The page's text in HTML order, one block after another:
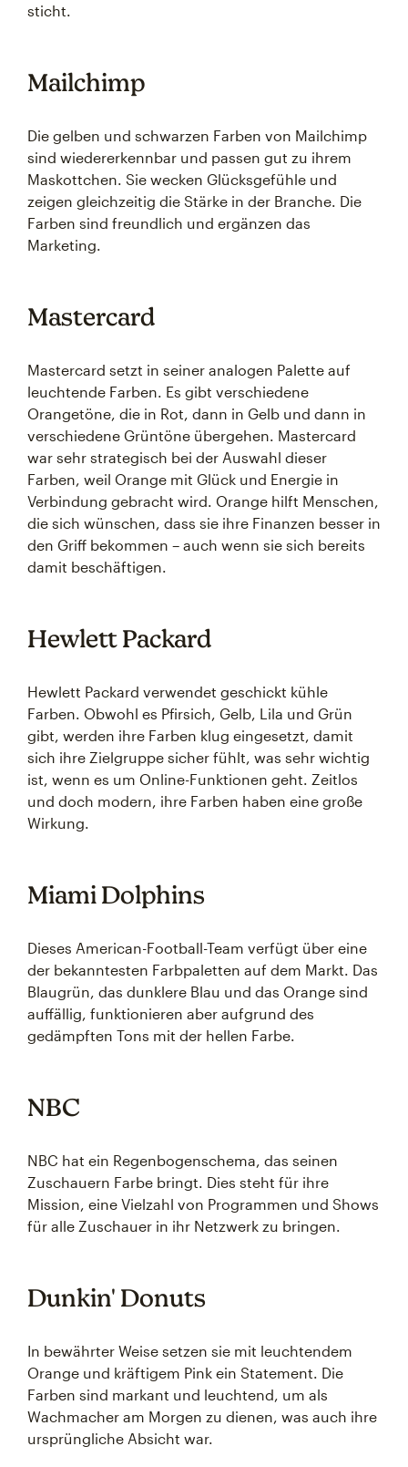
sticht.
Mailchimp
Die gelben und schwarzen Farben von Mailchimp
sind wiedererkennbar und passen gut zu ihrem
Maskottchen. Sie wecken Glücksgefühle und
zeigen gleichzeitig die Stärke in der Branche. Die
Farben sind freundlich und ergänzen das
Marketing.
Mastercard
Mastercard setzt in seiner analogen Palette auf
leuchtende Farben. Es gibt verschiedene
Orangetöne, die in Rot, dann in Gelb und dann in
verschiedene Grüntöne übergehen. Mastercard
war sehr strategisch bei der Auswahl dieser
Farben, weil Orange mit Glück und Energie in
Verbindung gebracht wird. Orange hilft Menschen,
die sich wünschen, dass sie ihre Finanzen besser in
den Griff bekommen – auch wenn sie sich bereits
damit beschäftigen.
Hewlett Packard
Hewlett Packard verwendet geschickt kühle
Farben. Obwohl es Pfirsich, Gelb, Lila und Grün
gibt, werden ihre Farben klug eingesetzt, damit
sich ihre Zielgruppe sicher fühlt, was sehr wichtig
ist, wenn es um Online-Funktionen geht. Zeitlos
und doch modern, ihre Farben haben eine große
Wirkung.
Miami Dolphins
Dieses American-Football-Team verfügt über eine
der bekanntesten Farbpaletten auf dem Markt. Das
Blaugrün, das dunklere Blau und das Orange sind
auffällig, funktionieren aber aufgrund des
gedämpften Tons mit der hellen Farbe.
NBC
NBC hat ein Regenbogenschema, das seinen
Zuschauern Farbe bringt. Dies steht für ihre
Mission, eine Vielzahl von Programmen und Shows
für alle Zuschauer in ihr Netzwerk zu bringen.
Dunkin' Donuts
In bewährter Weise setzen sie mit leuchtendem
Orange und kräftigem Pink ein Statement. Die
Farben sind markant und leuchtend, um als
Wachmacher am Morgen zu dienen, was auch ihre
ursprüngliche Absicht war.